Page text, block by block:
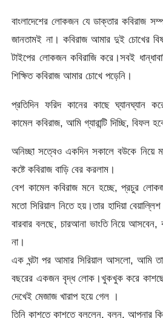
বাংলাদেশের লোকজন যে ডাক্তার কবিরাজ
জানতামই না। কবিরাজ আমার দুই চোখের
টাইপের লোকজন কবিরাজি করে।সবই
শিক্ষিত কবিরাজ আমার চোখে পড়েনি।
প্রতিদিন ফরিদ কানের কাছে ঘ্যানঘ্যান
কামেল কবিরাজ, আমি গ্যারান্টি দিচ্ছি, বিফল
অনিচ্ছা সত্বেও একদিন সকালে বউকে নিয়ে
কষ্টে কবিরাজ বাড়ি বের করলাম।
বেশ কামেল কবিরাজ মনে হচ্ছে, প্রচুর
মতো সিরিয়াল নিতে হয়।তার হাদিয়া
বারবার বলছে, চারআনা ভাংতি নিয়ে আসবেন,
না।
এক ঘন্টা পর আমার সিরিয়াল আসলো, আমি
বছরের একজন বৃদ্ধ লোক।খুকখুক করে
দেখেই মেজাজ খারাপ হয়ে গেল ।
তিনি কাশতে কাশতে বললেন, বলুন, আপনার